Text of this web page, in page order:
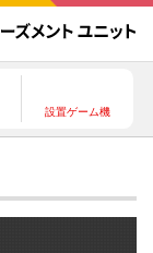
設置ゲーム機